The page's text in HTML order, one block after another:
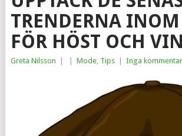
TRENDERNA INOM
FÖR HÖST OCH
Greta Nilsson Mode, Tips Inga